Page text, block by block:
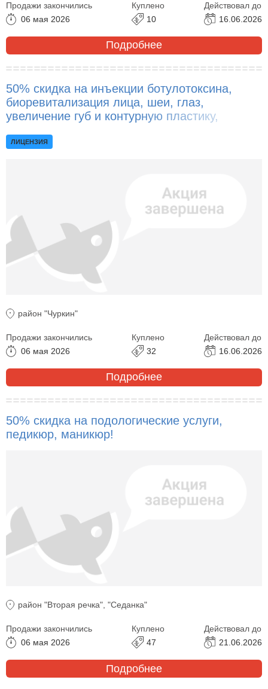
Продажи закончились
06 мая 2026
Куплено
10
Действовал до
16.06.2026
Подробнее
50% скидка на инъекции ботулотоксина,
биоревитализация лица, шеи, глаз,
увеличение губ и контурную пластику,
ЛИЦЕНЗИЯ
район "Чуркин"
Продажи закончились
06 мая 2026
Куплено
32
Действовал до
16.06.2026
Подробнее
50% скидка на подологические услуги,
педикюр, маникюр!
район "Вторая речка", "Седанка"
Продажи закончились
06 мая 2026
Куплено
47
Действовал до
21.06.2026
Подробнее